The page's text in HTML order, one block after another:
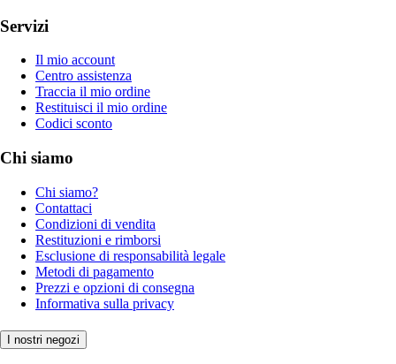
Servizi
Il mio account
Centro assistenza
Traccia il mio ordine
Restituisci il mio ordine
Codici sconto
Chi siamo
Chi siamo?
Contattaci
Condizioni di vendita
Restituzioni e rimborsi
Esclusione di responsabilità legale
Metodi di pagamento
Prezzi e opzioni di consegna
Informativa sulla privacy
I nostri negozi